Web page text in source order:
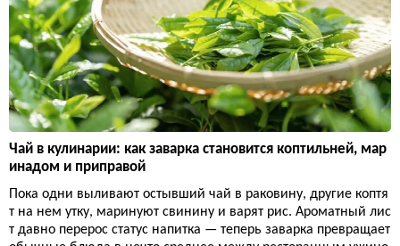
Чай в кулинарии: как заварка становится коптильней, мар
инадом и приправой
Пока одни выливают остывший чай в раковину, другие коптя
т на нем утку, маринуют свинину и варят рис. Ароматный лис
т давно перерос статус напитка — теперь заварка превращает